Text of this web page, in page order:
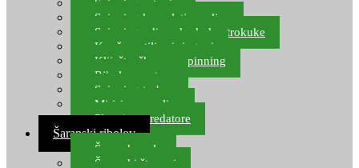
Spinning setovi
Spinning kompleti varalica
Spinning udice, dvokuke, trokuke
Kopče, vrtilice i ringovi
Kliješta, škare za spinning
Ribolov pastrve
Spinning torbe
Mirisi za varalice
Plovci za predatore
Šaranski ribolov
Šaranske role
Šaranski štapovi